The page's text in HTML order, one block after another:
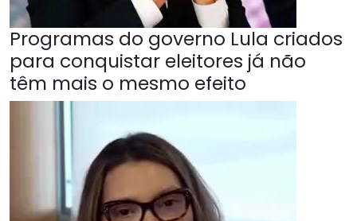
Programas do governo Lula criados
para conquistar eleitores já não
têm mais o mesmo efeito